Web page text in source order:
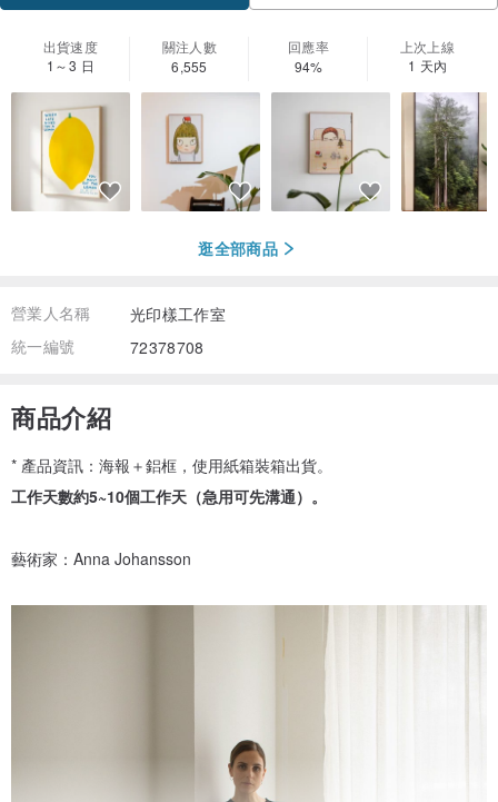
出貨速度
1～3 日
關注人數
6,555
回應率
94%
上次上線
1 天內
逛全部商品
營業人名稱
光印樣工作室
統一編號
72378708
商品介紹
* 產品資訊：海報＋鋁框，使用紙箱裝箱出貨。
工作天數約5~10個工作天（急用可先溝通）。
藝術家：Anna Johansson